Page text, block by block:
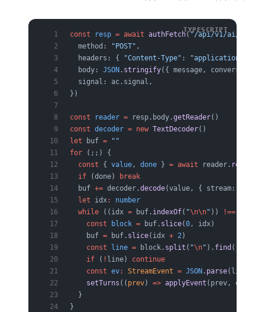
const resp = await authFetch("/api/v1/ai/
  method:
"POST" ,
  headers: {
"Content-Type" : "application/json"
  body:
JSON . stringify({ message,
  signal: ac.signal,
})
const reader = resp.body.getReader()
const decoder = new TextDecoder()
let buf = ""
for (;;) {
  const
{ value, done } = await reader. read
  if
(done)
break
  buf
+= decoder.decode(value, { stream:
  let
idx:
number
  while
((idx = buf. indexOf( "\n\n" )) !==
    const
block = buf. slice(0, idx)
    buf
= buf. slice(idx + 2)
    const
line = block. split ( "\n" ). find ((
    if
( ! line) continue
    const
ev: StreamEvent = JSON . parse(line.
    setTurns
(( prev) => applyEvent (prev, ev))
  }
}